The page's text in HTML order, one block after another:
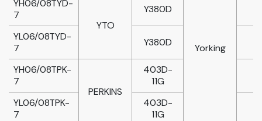
Yorking
YH06/08TYD-
7
YTO
Y380D
YL06/08TYD-
7
Y380D
YH06/08TPK-
7
PERKINS
403D-
11G
YL06/08TPK-
7
403D-
11G